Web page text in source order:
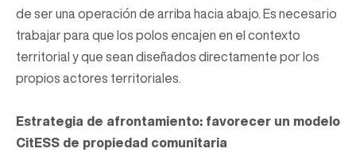
de ser una operación de arriba hacia abajo. Es necesario
trabajar para que los polos encajen en el contexto
territorial y que sean diseñados directamente por los
propios actores territoriales.
Estrategia de afrontamiento: favorecer un modelo
CitESS de propiedad comunitaria